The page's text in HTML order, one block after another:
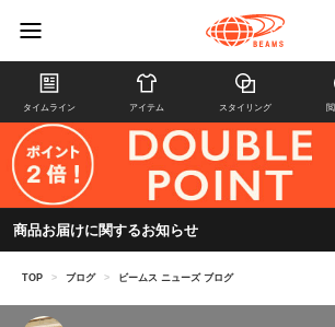
タイムライン アイテム スタイリング
商品お届けに関するお知らせ
TOP > ブログ > ビームス ニューズ ブログ